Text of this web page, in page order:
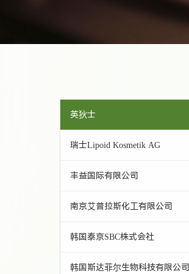
英狄士
瑞士Lipoid Kosmetik AG
丰益国际有限公司
南京艾普拉斯化工有限公司
韩国泰京SBC株式会社
韩国斯达菲尔生物科技有限公司